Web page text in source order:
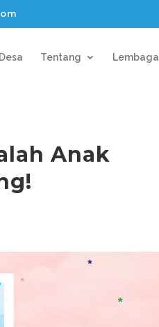
Tentang Lembaga
Anak